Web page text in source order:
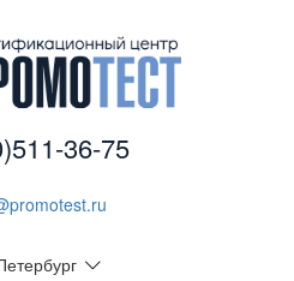
36-75